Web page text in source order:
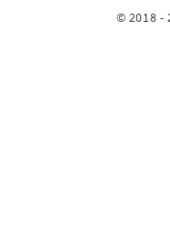
© 2018 -